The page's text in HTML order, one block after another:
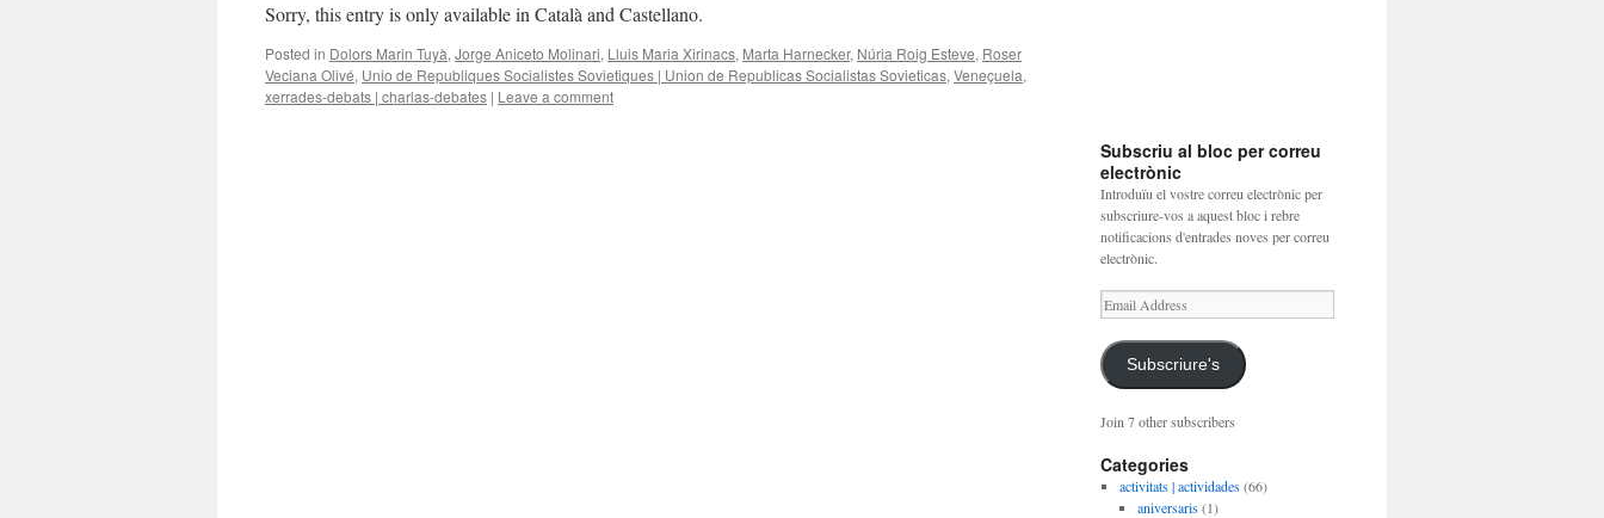
Sorry, this entry is only available in Català and Castellano.
Posted in Dolors Marin Tuyà, Jorge Aniceto Molinari, Lluis Maria Xirinacs, Marta Harnecker, Núria Roig Esteve, Roser
Veciana Olivé, Unio de Republiques Socialistes Sovietiques | Union de Republicas Socialistas Sovieticas, Veneçuela,
xerrades-debats | charlas-debates | Leave a comment
Subscriu al bloc per correu
electrònic
Introduïu el vostre correu electrònic per
subscriure-vos a aquest bloc i rebre
notificacions d'entrades noves per correu
electrònic.
Email
Address
Subscriure's
Join 7 other subscribers
Categories
activitats | actividades(66)
aniversaris(1)